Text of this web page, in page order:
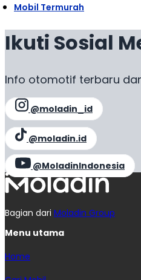
Mobil Termurah
Ikuti Sosial
Info otomotif terbaru
@moladin_id
@moladin.id
@MoladinIndonesia
Bagian dari Moladin Group
Menu utama
Home